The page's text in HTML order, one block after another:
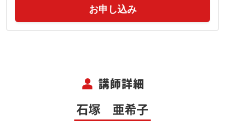
お申し込み
person 講師詳細
石塚 亜希子